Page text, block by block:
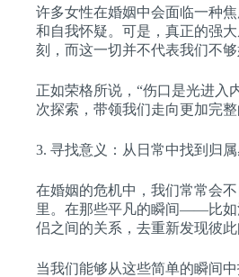
许多女性在婚姻中会面临一种
和自我怀疑。可是，真正的强
刻，而这一切并不代表我们不
正如荣格所说，“伤口是光进入
次探索，带领我们走向更加完整
3. 寻找意义：从日常中找到归
在婚姻的危机中，我们常常会
里。在那些平凡的瞬间——比如
侣之间的关系，去重新发现彼此
当我们能够从这些简单的瞬间